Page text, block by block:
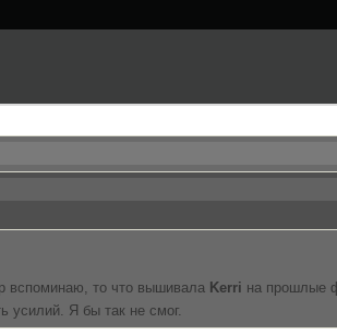
вспоминаю, то что вышивала Kerri на прошлые
усилий. Я бы так не смог.